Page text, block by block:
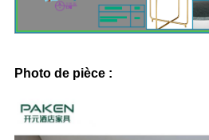
Photo de pièce :